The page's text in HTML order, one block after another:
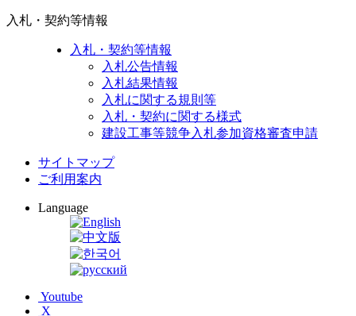
入札・契約等情報
入札・契約等情報
入札公告情報
入札結果情報
入札に関する規則等
入札・契約に関する様式
建設工事等競争入札参加資格審査申請
サイトマップ
ご利用案内
Language
Youtube
X